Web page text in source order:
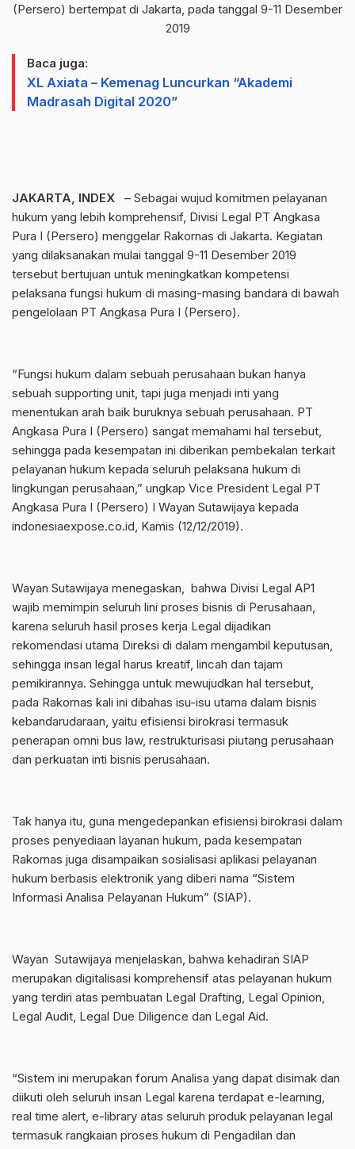
(Persero) bertempat di Jakarta, pada tanggal 9-11 Desember
2019
Baca juga:
XL Axiata – Kemenag Luncurkan “Akademi
Madrasah Digital 2020”
JAKARTA, INDEX – Sebagai wujud komitmen pelayanan
hukum yang lebih komprehensif, Divisi Legal PT Angkasa
Pura I (Persero) menggelar Rakornas di Jakarta. Kegiatan
yang dilaksanakan mulai tanggal 9-11 Desember 2019
tersebut bertujuan untuk meningkatkan kompetensi
pelaksana fungsi hukum di masing-masing bandara di bawah
pengelolaan PT Angkasa Pura I (Persero).
“Fungsi hukum dalam sebuah perusahaan bukan hanya
sebuah supporting unit, tapi juga menjadi inti yang
menentukan arah baik buruknya sebuah perusahaan. PT
Angkasa Pura I (Persero) sangat memahami hal tersebut,
sehingga pada kesempatan ini diberikan pembekalan terkait
pelayanan hukum kepada seluruh pelaksana hukum di
lingkungan perusahaan,” ungkap Vice President Legal PT
Angkasa Pura I (Persero) I Wayan Sutawijaya kepada
indonesiaexpose.co.id, Kamis (12/12/2019).
Wayan Sutawijaya menegaskan, bahwa Divisi Legal AP1
wajib memimpin seluruh lini proses bisnis di Perusahaan,
karena seluruh hasil proses kerja Legal dijadikan
rekomendasi utama Direksi di dalam mengambil keputusan,
sehingga insan legal harus kreatif, lincah dan tajam
pemikirannya. Sehingga untuk mewujudkan hal tersebut,
pada Rakornas kali ini dibahas isu-isu utama dalam bisnis
kebandarudaraan, yaitu efisiensi birokrasi termasuk
penerapan omni bus law, restrukturisasi piutang perusahaan
dan perkuatan inti bisnis perusahaan.
Tak hanya itu, guna mengedepankan efisiensi birokrasi dalam
proses penyediaan layanan hukum, pada kesempatan
Rakornas juga disampaikan sosialisasi aplikasi pelayanan
hukum berbasis elektronik yang diberi nama “Sistem
Informasi Analisa Pelayanan Hukum” (SIAP).
Wayan Sutawijaya menjelaskan, bahwa kehadiran SIAP
merupakan digitalisasi komprehensif atas pelayanan hukum
yang terdiri atas pembuatan Legal Drafting, Legal Opinion,
Legal Audit, Legal Due Diligence dan Legal Aid.
“Sistem ini merupakan forum Analisa yang dapat disimak dan
diikuti oleh seluruh insan Legal karena terdapat e-learning,
real time alert, e-library atas seluruh produk pelayanan legal
termasuk rangkaian proses hukum di Pengadilan dan